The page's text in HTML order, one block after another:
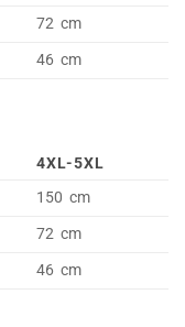
72 cm
46 cm
4XL-5XL
150 cm
72 cm
46 cm